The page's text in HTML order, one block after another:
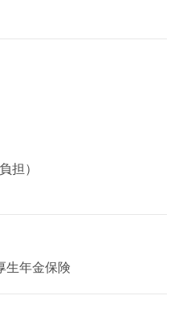
担）
生年金保険